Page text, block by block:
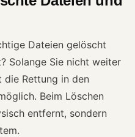
Dateien gelöscht
Solange Sie nicht weiter
die Rettung in den
Beim Löschen
entfernt, sondern